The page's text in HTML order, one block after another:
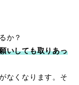
か？
いしても取りあっ
なくなります。そ